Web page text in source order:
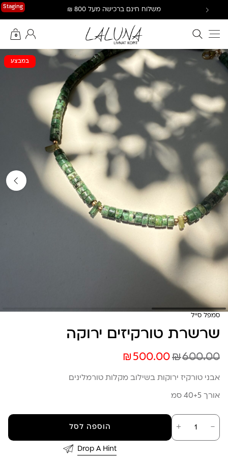
Staging משלוח חינם ברכישה מעל 800 ₪
חיפוש באתר
0
החשבון שלי
במבצע
סמפל סייל
שרשרת טורקיזים ירוקה
₪ 500.00₪600.00
אבני טורקיז ירוקות בשילוב מקלות טורמלינים
אורך 40+5 סמ
－
כמות
של
שרשרת
＋ הוספה לסל
Drop A Hint